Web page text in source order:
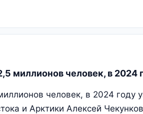
миллионов человек, в 2024
человек, в 2024 году
и Арктики Алексей